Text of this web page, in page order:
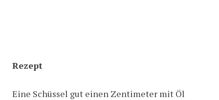
Rezept
Eine Schüssel gut einen Zentimeter mit Öl